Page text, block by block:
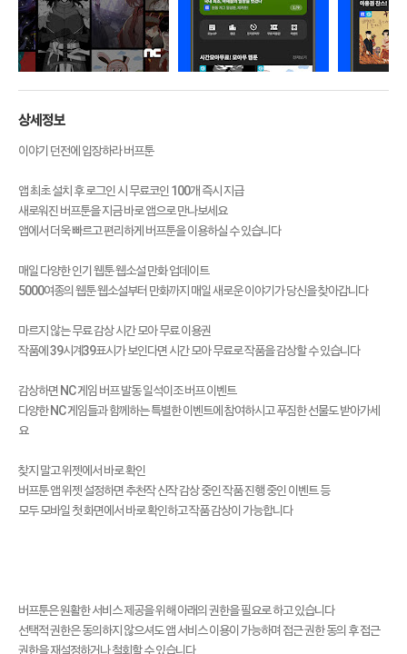
상세정보
이야기 던전에 입장하라 버프툰
앱 최초 설치 후 로그인 시 무료코인 100개 즉시 지급
새로워진 버프툰을 지금 바로 앱으로 만나보세요
앱에서 더욱 빠르고 편리하게 버프툰을 이용하실 수 있습니다
매일 다양한 인기 웹툰 웹소설 만화 업데이트
5000여종의 웹툰 웹소설부터 만화까지 매일 새로운 이야기가 당신을 찾아갑니다
마르지 않는 무료 감상 시간 모아 무료 이용권
작품에 39시계39표시가 보인다면 시간 모아 무료로 작품을 감상할 수 있습니다
감상하면 NC 게임 버프 발동 일석이조 버프 이벤트
다양한 NC 게임들과 함께하는 특별한 이벤트에 참여하시고 푸짐한 선물도 받아가세
요
찾지 말고 위젯에서 바로 확인
버프툰 앱 위젯 설정하면 추천작 신작 감상 중인 작품 진행 중인 이벤트 등
모두 모바일 첫 화면에서 바로 확인하고 작품 감상이 가능합니다
버프툰은 원활한 서비스 제공을 위해 아래의 권한을 필요로 하고 있습니다
선택적 권한은 동의하지 않으셔도 앱 서비스 이용이 가능하며 접근 권한 동의 후 접근
권한을 재설정하거나 철회할 수 있습니다